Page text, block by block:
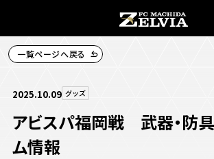
一覧ページへ戻る
2025.10.09 グッズ
アビスパ福岡戦 武器・防具
ム情報